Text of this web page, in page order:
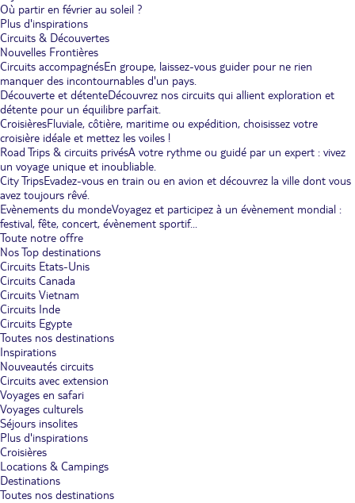
Où partir en février au soleil ?
Plus d'inspirations
Circuits & Découvertes
Nouvelles Frontières
Circuits accompagnésEn groupe, laissez-vous guider pour ne rien
manquer des incontournables d'un pays.
Découverte et détenteDécouvrez nos circuits qui allient exploration et
détente pour un équilibre parfait.
CroisièresFluviale, côtière, maritime ou expédition, choisissez votre
croisière idéale et mettez les voiles !
Road Trips & circuits privésA votre rythme ou guidé par un expert : vivez
un voyage unique et inoubliable.
City TripsEvadez-vous en train ou en avion et découvrez la ville dont vous
avez toujours rêvé.
Evènements du mondeVoyagez et participez à un évènement mondial :
festival, fête, concert, évènement sportif...
Toute notre offre
Nos Top destinations
Circuits Etats-Unis
Circuits Canada
Circuits Vietnam
Circuits Inde
Circuits Egypte
Toutes nos destinations
Inspirations
Nouveautés circuits
Circuits avec extension
Voyages en safari
Voyages culturels
Séjours insolites
Plus d'inspirations
Croisières
Locations & Campings
Destinations
Toutes nos destinations